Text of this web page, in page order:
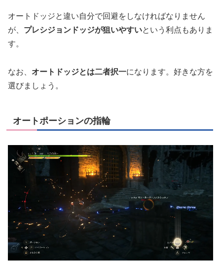
オートドッジと違い自分で回避をしなければなりません
が、 プレシジョンドッジが狙いやすいという利点もありま
す。
なお、 オートドッジとは二者択一になります。好きな方を
選びましょう。
オートポーションの指輪